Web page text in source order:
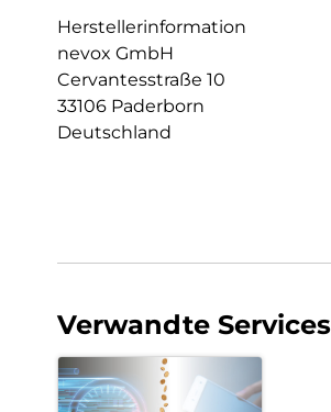
Herstellerinformation
nevox GmbH
Cervantesstraße 10
33106 Paderborn
Deutschland
Verwandte Services